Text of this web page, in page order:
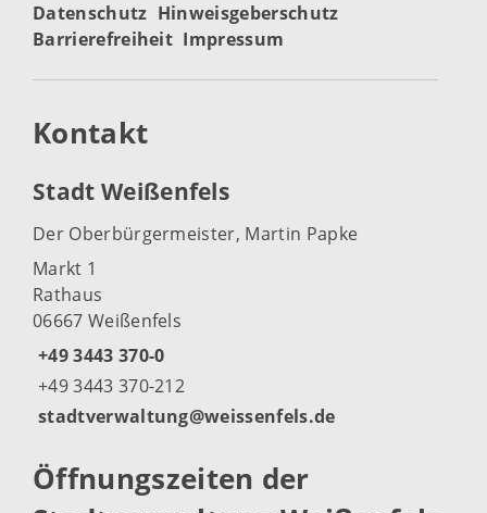
Datenschutz Hinweisgeberschutz
Barrierefreiheit Impressum
Kontakt
Stadt Weißenfels
Der Oberbürgermeister, Martin Papke
Markt 1
Rathaus
06667 Weißenfels
+49 3443 370-0
+49 3443 370-212
stadtverwaltung@weissenfels.de
Öffnungszeiten der